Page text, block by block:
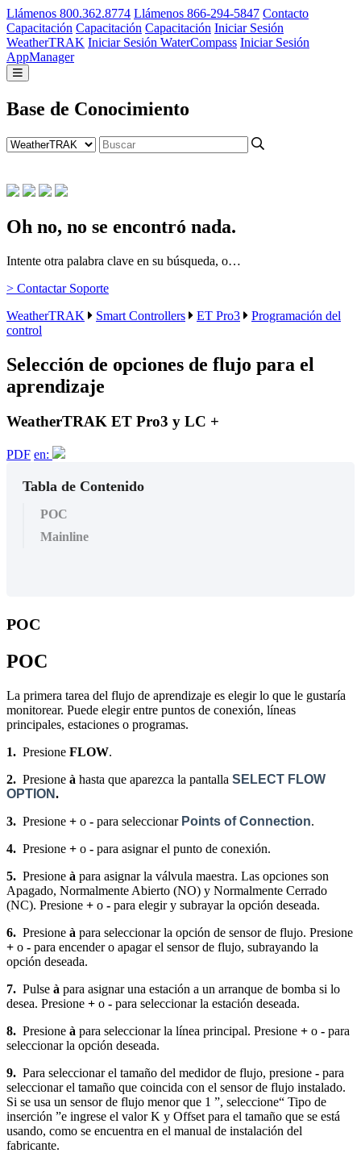
Llámenos 800.362.8774 Llámenos 866-294-5847 Contacto
Capacitación Capacitación Capacitación Iniciar Sesión
WeatherTRAK Iniciar Sesión WaterCompass Iniciar Sesión
AppManager
Base de Conocimiento
Oh no, no se encontró nada.
Intente otra palabra clave en su búsqueda, o…
> Contactar Soporte
WeatherTRAK
Smart Controllers ET Pro3
Programación del
control
Selección de opciones de flujo para el
aprendizaje
WeatherTRAK ET Pro3 y LC +
PDF en:
Tabla de Contenido
POC
Mainline
POC
POC
La primera tarea del flujo de aprendizaje es elegir lo que le gustaría
monitorear. Puede elegir entre puntos de conexión, líneas
principales, estaciones o programas.
1. Presione FLOW.
2. Presione à hasta que aparezca la pantalla SELECT FLOW
OPTION.
3. Presione + o - para seleccionar Points of Connection.
4. Presione + o - para asignar el punto de conexión.
5. Presione à para asignar la válvula maestra. Las opciones son
Apagado, Normalmente Abierto (NO) y Normalmente Cerrado
(NC). Presione + o - para elegir y subrayar la opción deseada.
6. Presione à para seleccionar la opción de sensor de flujo. Presione
+ o - para encender o apagar el sensor de flujo, subrayando la
opción deseada.
7. Pulse à para asignar una estación a un arranque de bomba si lo
desea. Presione + o - para seleccionar la estación deseada.
8. Presione à para seleccionar la línea principal. Presione + o - para
seleccionar la opción deseada.
9. Para seleccionar el tamaño del medidor de flujo, presione - para
seleccionar el tamaño que coincida con el sensor de flujo instalado.
Si se usa un sensor de flujo menor que 1 ”, seleccione“ Tipo de
inserción ”e ingrese el valor K y Offset para el tamaño que se está
usando, como se encuentra en el manual de instalación del
fabricante.